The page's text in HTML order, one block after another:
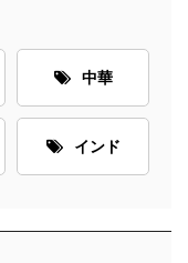
中華
インド